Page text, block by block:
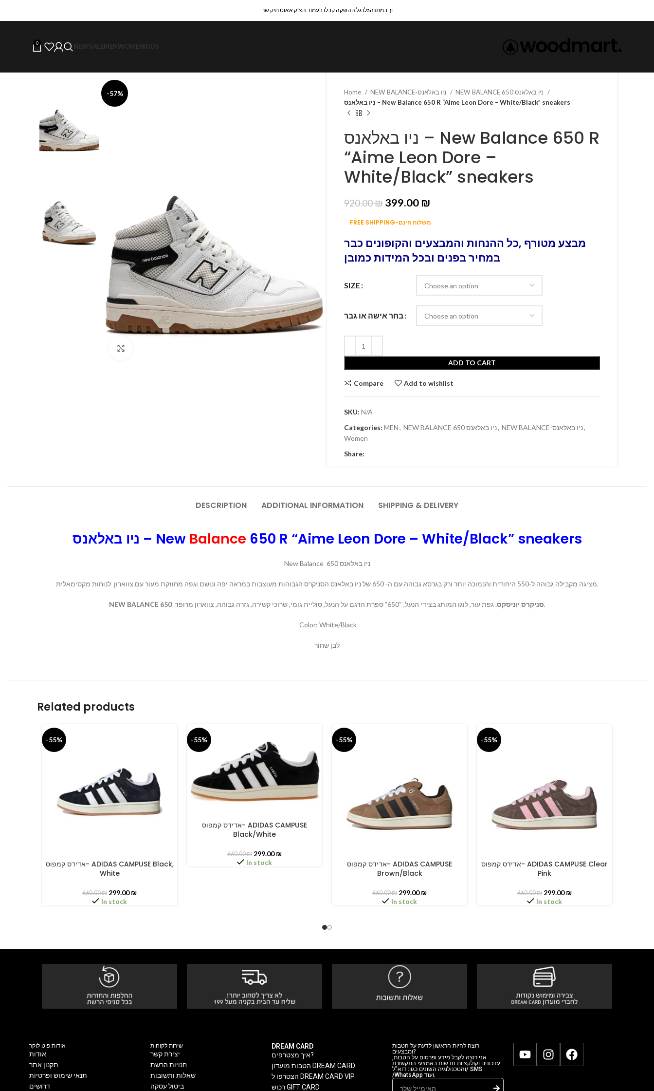
לרגל ההשקה קבלו בעמוד הצ'ק אאוט תיק שרaוך במתנה
0 NEWSALEMENWOMENKIDS
-57% Home
ניו באלאנס – New Balance 650 R “Aime Leon Dore – White/Black” sneakers
ניו באלאנס – New Balance 650 R
“Aime Leon Dore –
White/Black” sneakers
920.00₪ 399.00 ₪
FREE SHIPPING-משלוח חינם
מבצע מטורף ,כל ההנחות והמבצעים והקופונים כבר
במחיר בפנים ובכל המידות כמובן
SIZE
בחר אישה או גבר
ADD TO CART
Compare Add to wishlist
SKU: N/A
Categories: MEN, NEW BALANCE 650 ניו באלאנס, NEW BALANCE-ניו באלאנס,
Women
Share:
DESCRIPTION ADDITIONAL INFORMATION SHIPPING & DELIVERY
ניו באלאנס – New Balance 650 R “Aime Leon Dore – White/Black” sneakers
New Balance ניו באלאנס 650
מציגה מקבילה גבוהה ל-550 היחודית והנמוכה יותר ורק בגרסא גבוהה עם ה- 650 של ניו באלאנס הסניקרס הגבוהות מעוצבות במראה יפה ונושם וגפה מחוזקת מעור עם צווארון לנוחות מקסימאלית.
NEW BALANCE 650 סניקרס יוניסקס. גפת עור, לוגו המותג בצידי הנעל, “650” ספרת הדגם על הנעל, סוליית גומי, שרוכי קשירה, גזרה גבוהה, צווארון מרופד.
Color: White/Black
לבן שחור
Related products
-55%
SELECT OPTIONS
אדידס קמפוס- ADIDAS CAMPUSE Black,
White
660.00₪ 299.00₪
In stock
-55%
SELECT OPTIONS
אדידס קמפוס- ADIDAS CAMPUSE
Black/White
660.00₪ 299.00₪
In stock
-55%
SELECT OPTIONS
אדידס קמפוס- ADIDAS CAMPUSE
Brown/Black
660.00₪ 299.00₪
In stock
-55%
SELECT OPTIONS
אדידס קמפוס- ADIDAS CAMPUSE Clear
Pink
660.00₪ 299.00₪
In stock
אודות פוט לוקר
אודות
תקנון אתר
תנאי שימוש ופרטיות
דרושים
שירות לקוחות
יצירת קשר
חנויות הרשת
שאלות ותשובות
ביטול עסקה
DREAM CARD
איך מצטרפים?
הטבות מועדון DREAM CARD
הצטרפו ל DREAM CARD VIP
רכוש GIFT CARD
רוצה להיות הראשון לדעת על הטבות
ומבצעים?
אני רוצה לקבל מידע ופרסום על הטבות,
עדכונים וקולקציות חדשות באמצעי התקשורת
והטכנולוגיה השונים כגון: דוא"ל/ SMS
/WhatsApp ועוד.